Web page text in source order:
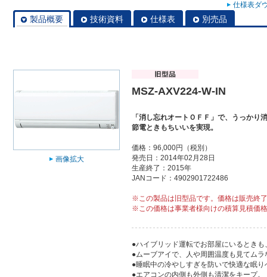
仕様表ダ
製品概要 技術資料 仕様表 別売品
画像拡大
MSZ-AXV224-W-IN
「消し忘れオートＯＦＦ」で、うっか
節電ときもちいいを実現。
価格：96,000円（税別）
発売日：2014年02月28日
生産終了：2015年
JANコード：4902901722486
※この製品は旧型品です。価格は販売終
※この価格は事業者様向けの積算見積価
●ハイブリッド運転でお部屋にいるとき
●ムーブアイで、人や周囲温度も見てムラ
●睡眠中の冷やしすぎを防いで快適な眠り
●エアコンの内側も外側も清潔をキープ。